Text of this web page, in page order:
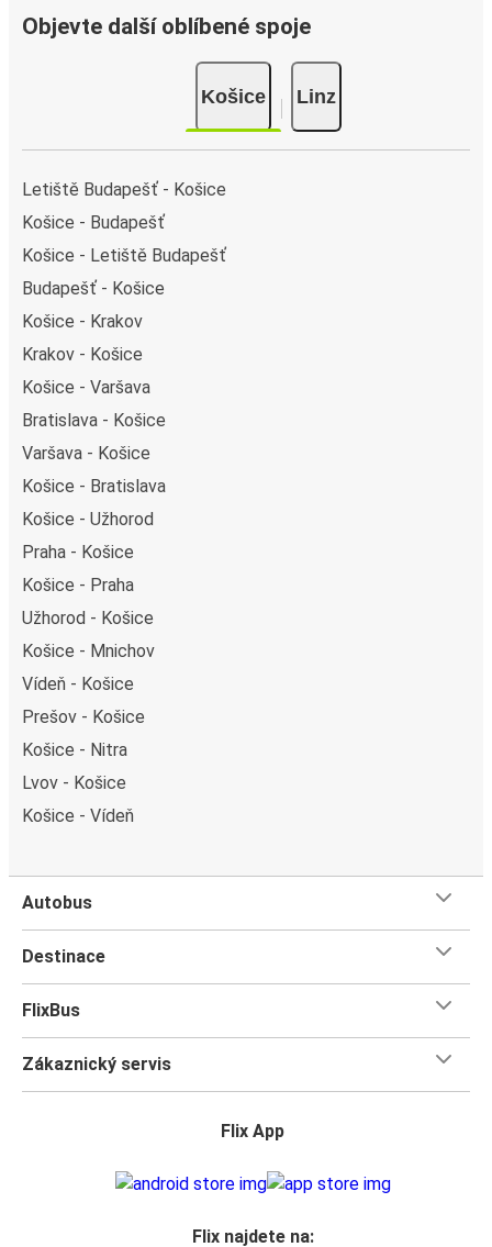
Objevte další oblíbené spoje
Košice Linz
Letiště Budapešť - Košice
Košice - Budapešť
Košice - Letiště Budapešť
Budapešť - Košice
Košice - Krakov
Krakov - Košice
Košice - Varšava
Bratislava - Košice
Varšava - Košice
Košice - Bratislava
Košice - Užhorod
Praha - Košice
Košice - Praha
Užhorod - Košice
Košice - Mnichov
Vídeň - Košice
Prešov - Košice
Košice - Nitra
Lvov - Košice
Košice - Vídeň
Autobus
Destinace
FlixBus
Zákaznický servis
Flix App
Flix najdete na: